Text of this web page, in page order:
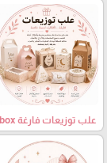
علب توزيعات فارغة box